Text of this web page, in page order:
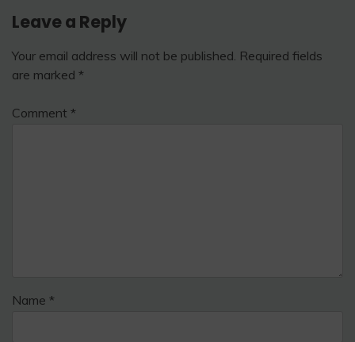
Leave a Reply
Your email address will not be published. Required fields
are marked *
Comment *
Name *